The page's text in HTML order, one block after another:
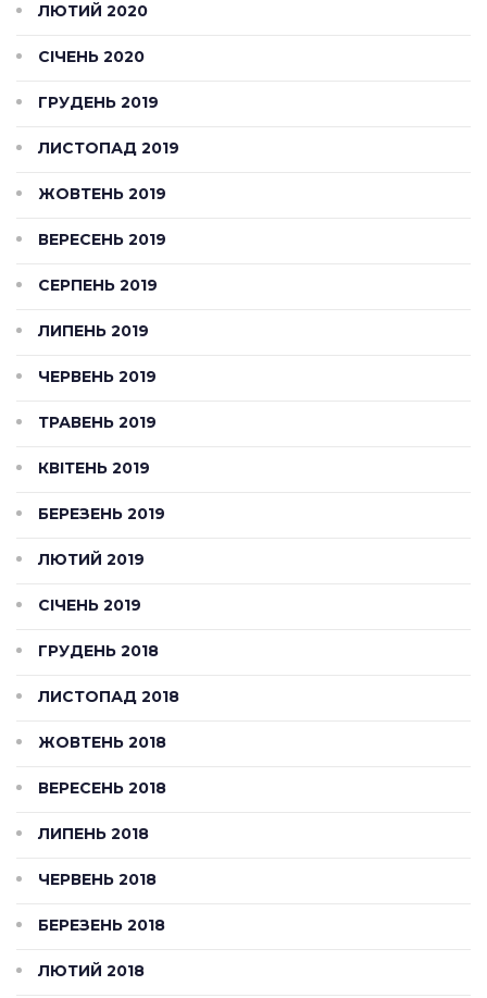
ЛЮТИЙ 2020
СІЧЕНЬ 2020
ГРУДЕНЬ 2019
ЛИСТОПАД 2019
ЖОВТЕНЬ 2019
ВЕРЕСЕНЬ 2019
СЕРПЕНЬ 2019
ЛИПЕНЬ 2019
ЧЕРВЕНЬ 2019
ТРАВЕНЬ 2019
КВІТЕНЬ 2019
БЕРЕЗЕНЬ 2019
ЛЮТИЙ 2019
СІЧЕНЬ 2019
ГРУДЕНЬ 2018
ЛИСТОПАД 2018
ЖОВТЕНЬ 2018
ВЕРЕСЕНЬ 2018
ЛИПЕНЬ 2018
ЧЕРВЕНЬ 2018
БЕРЕЗЕНЬ 2018
ЛЮТИЙ 2018